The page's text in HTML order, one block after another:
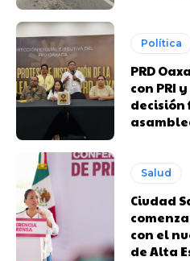
Política
PRD
con PRI
decisión
Salud
Ciudad
con el
de Alta